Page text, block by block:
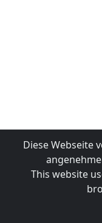
Diese Webseite
This website